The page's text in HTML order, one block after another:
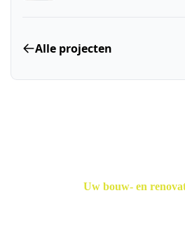
Alle projecten
Uw bouw- en